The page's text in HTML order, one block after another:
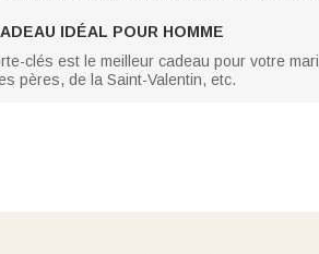
IDÉAL POUR HOMME
clés est le meilleur cadeau pour votre
pères, de la Saint-Valentin, etc.